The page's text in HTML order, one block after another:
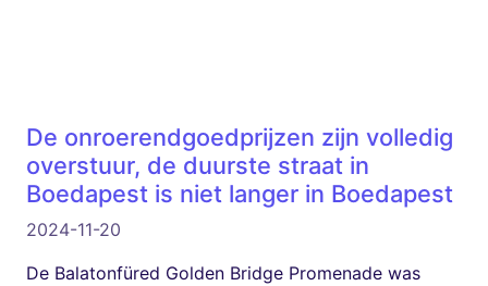
De onroerendgoedprijzen zijn volledig
overstuur, de duurste straat in
Boedapest is niet langer in Boedapest
2024-11-20
De Balatonfüred Golden Bridge Promenade was